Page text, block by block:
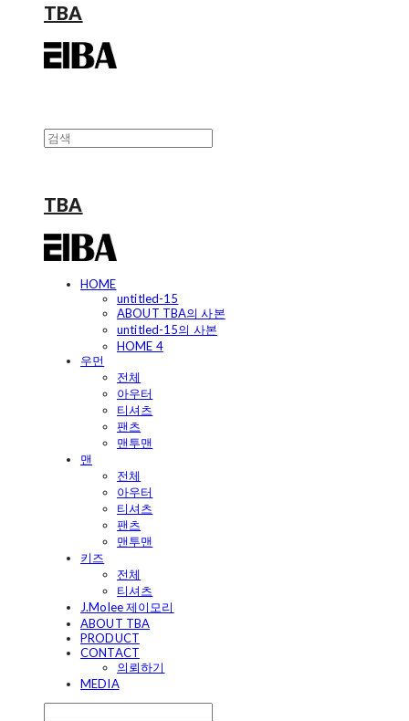
TBA
TBA
HOME
untitled-15
ABOUT TBA의 사본
untitled-15의 사본
HOME 4
우먼
전체
아우터
티셔츠
팬츠
맨투맨
맨
전체
아우터
티셔츠
팬츠
맨투맨
키즈
전체
티셔츠
J.Molee 제이모리
ABOUT TBA
PRODUCT
CONTACT
의뢰하기
MEDIA